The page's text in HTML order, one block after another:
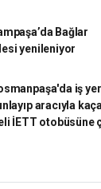
Bağlar
yenileniyor
iş
aracıyla
İETT otobüsüne